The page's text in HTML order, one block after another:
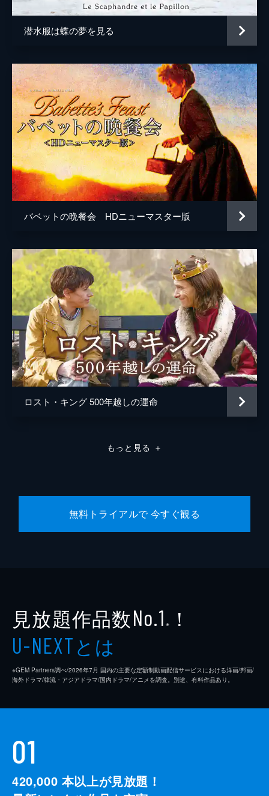
潜水服は蝶の夢を見る
バベットの晩餐会 HDニューマスター版
ロスト・キング 500年越しの運命
もっと見る ＋
無料トライアルで 今すぐ観る
見放題作品数No.1 ※ ！
U-NEXTとは
※GEM Partners調べ/2026年7⽉ 国内の主要な定額制動画配信サービスにおける洋画/邦画/
海外ドラマ/韓流・アジアドラマ/国内ドラマ/アニメを調査。別途、有料作品あり。
01
420,000 本以上が見放題！